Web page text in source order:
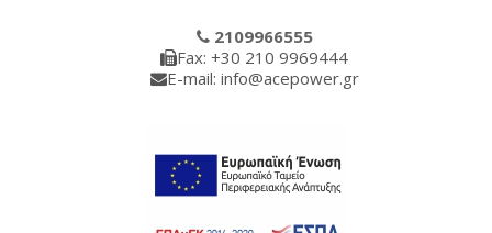
2109966555
Fax: +30 210 9969444
E-mail: info@acepower.gr